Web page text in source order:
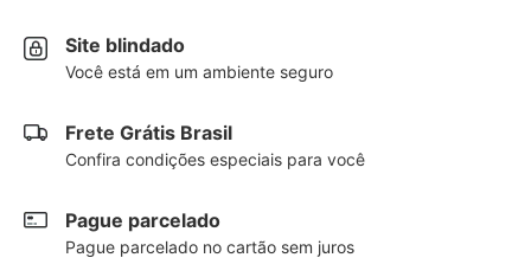
Site blindado
Você está em um ambiente seguro
Frete Grátis Brasil
Confira condições especiais para você
Pague parcelado
Pague parcelado no cartão sem juros